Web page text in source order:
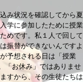
み状況を確認してから夏
学に参加したために授業
めです。私１人で回して
振替ができないんですよ
予想される日は「授業
「お休み」ではありませ
すから、その生徒たちは